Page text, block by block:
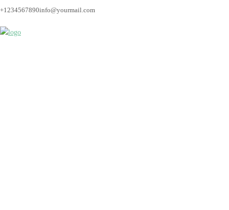
+1234567890info@yourmail.com